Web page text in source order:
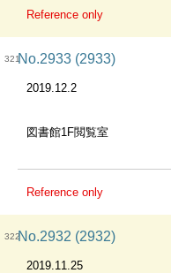
Reference only
321No.2933 (2933)
2019.12.2
図書館1F閲覧室
Reference only
322No.2932 (2932)
2019.11.25